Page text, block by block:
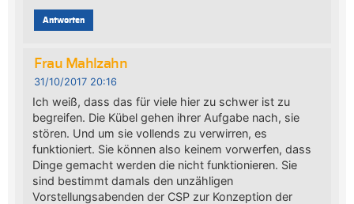
Antworten
Frau Mahlzahn
31/10/2017 20:16
Ich weiß, dass das für viele hier zu schwer ist zu
begreifen. Die Kübel gehen ihrer Aufgabe nach, sie
stören. Und um sie vollends zu verwirren, es
funktioniert. Sie können also keinem vorwerfen, dass
Dinge gemacht werden die nicht funktionieren. Sie
sind bestimmt damals den unzähligen
Vorstellungsabenden der CSP zur Konzeption der